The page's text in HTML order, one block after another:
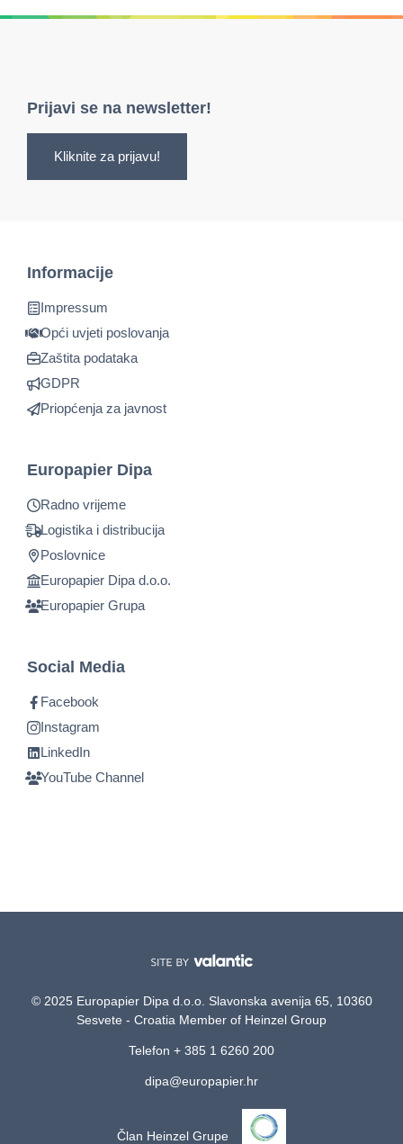
Prijavi se na newsletter!
Kliknite za prijavu!
Informacije
Impressum
Opći uvjeti poslovanja
Zaštita podataka
GDPR
Priopćenja za javnost
Europapier Dipa
Radno vrijeme
Logistika i distribucija
Poslovnice
Europapier Dipa d.o.o.
Europapier Grupa
Social Media
Facebook
Instagram
LinkedIn
YouTube Channel
© 2025 Europapier Dipa d.o.o. Slavonska avenija 65, 10360
Sesvete - Croatia Member of Heinzel Group
Telefon + 385 1 6260 200
dipa@europapier.hr
Član Heinzel Grupe